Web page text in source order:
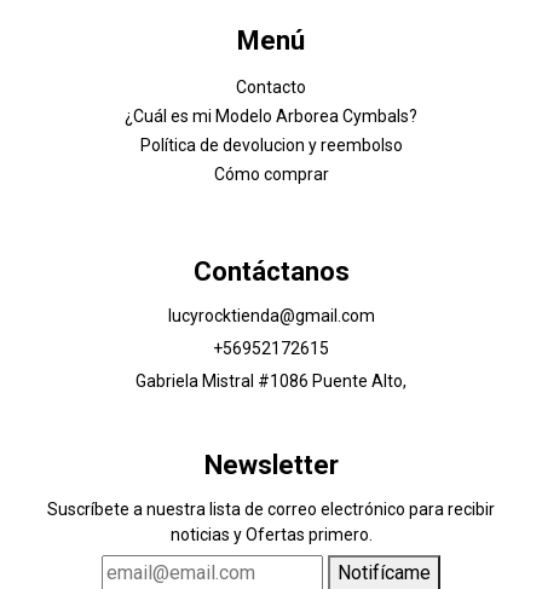
Menú
Contacto
¿Cuál es mi Modelo Arborea Cymbals?
Política de devolucion y reembolso
Cómo comprar
Contáctanos
lucyrocktienda@gmail.com
+56952172615
Gabriela Mistral #1086 Puente Alto,
Newsletter
Suscríbete a nuestra lista de correo electrónico para recibir
noticias y Ofertas primero.
Notifícame